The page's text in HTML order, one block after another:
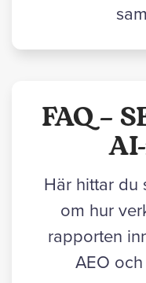
FAQ –
Här hittar du
om hur
rapporten
AEO